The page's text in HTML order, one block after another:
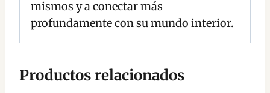
mismos y a conectar más
profundamente con su mundo interior.
Productos relacionados